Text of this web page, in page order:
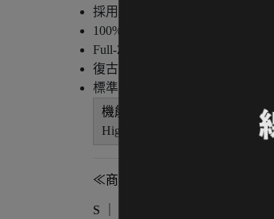
採用 High-Pile Sherpa Fleece 長
100% 再生聚酯纖維材質，兼具
Full-Zip 全開襟設計，方便調節
復古 Ice Dye 渲染圖騰設計，具
標準版型剪裁，適合作為中層或
機能配置：
High-Pile Sherpa Fleece 長毛
≪商品狀態分級≫
S ｜ 全新未使用